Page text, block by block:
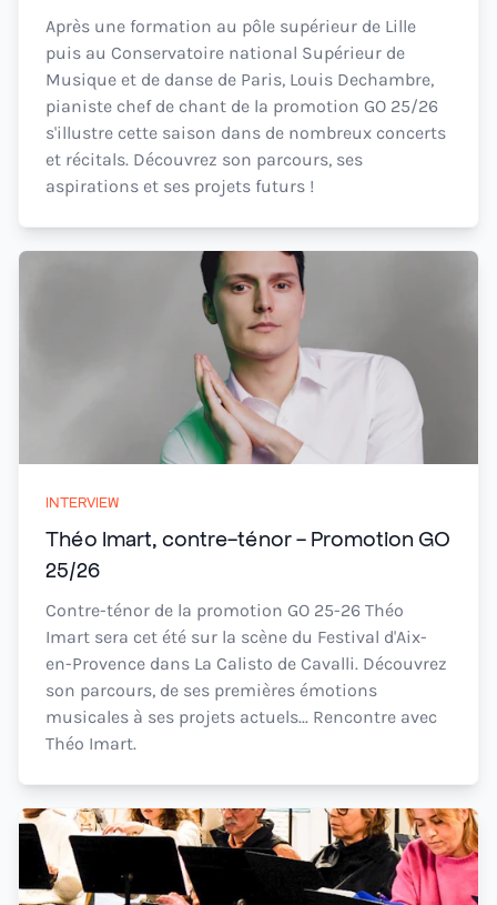
Après une formation au pôle supérieur de Lille
puis au Conservatoire national Supérieur de
Musique et de danse de Paris, Louis Dechambre,
pianiste chef de chant de la promotion GO 25/26
s'illustre cette saison dans de nombreux concerts
et récitals. Découvrez son parcours, ses
aspirations et ses projets futurs !
INTERVIEW
Théo Imart, contre-ténor - Promotion GO
25/26
Contre-ténor de la promotion GO 25-26 Théo
Imart sera cet été sur la scène du Festival d'Aix-
en-Provence dans La Calisto de Cavalli. Découvrez
son parcours, de ses premières émotions
musicales à ses projets actuels... Rencontre avec
Théo Imart.